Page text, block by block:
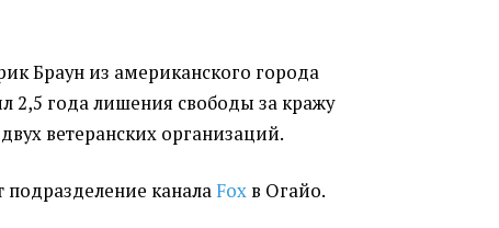
Браун из американского города
2,5 года лишения свободы за кражу
ветеранских организаций.
канала Fox в Огайо.